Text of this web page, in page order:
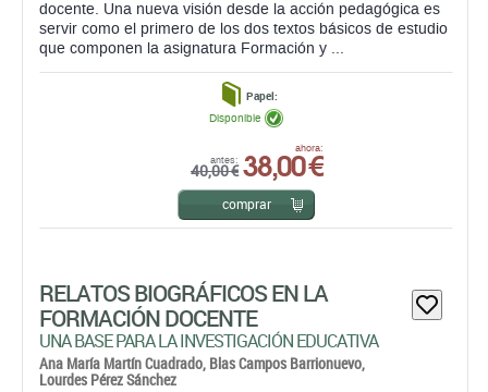
docente. Una nueva visión desde la acción pedagógica es
servir como el primero de los dos textos básicos de estudio
que componen la asignatura Formación y ...
Papel:
antes:
40,00 €
ahora:
38,00 €
Disponible
comprar
RELATOS BIOGRÁFICOS EN LA
FORMACIÓN DOCENTE
UNA BASE PARA LA INVESTIGACIÓN EDUCATIVA
Ana María Martín Cuadrado, Blas Campos Barrionuevo,
Lourdes Pérez Sánchez